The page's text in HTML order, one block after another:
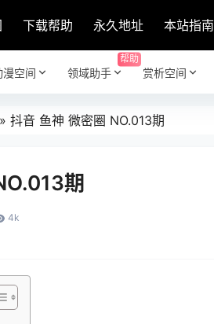
下载帮助 永久地址 本站指南
漫空间 领域助手
帮助
赏析空间
» 抖音 鱼神 微密圈 NO.013期
期
4k